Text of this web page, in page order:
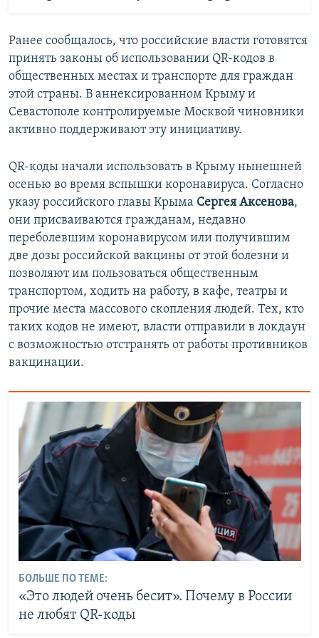
Ранее сообщалось, что российские власти готовятся
принять законы об использовании QR-кодов в
общественных местах и транспорте для граждан
этой страны. В аннексированном Крыму и
Севастополе контролируемые Москвой чиновники
активно поддерживают эту инициативу.
QR-коды начали использовать в Крыму нынешней
осенью во время вспышки коронавируса. Согласно
указу российского главы Крыма Сергея Аксенова,
они присваиваются гражданам, недавно
переболевшим коронавирусом или получившим
две дозы российской вакцины от этой болезни и
позволяют им пользоваться общественным
транспортом, ходить на работу, в кафе, театры и
прочие места массового скопления людей. Тех, кто
таких кодов не имеют, власти отправили в локдаун
с возможностью отстранять от работы противников
вакцинации.
БОЛЬШЕ ПО ТЕМЕ:
«Это людей очень бесит». Почему в России
не любят QR-коды